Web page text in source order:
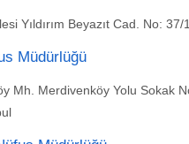
Yıldırım Beyazıt Cad. No:
Müdürlüğü
Mh. Merdivenköy Yolu Sokak